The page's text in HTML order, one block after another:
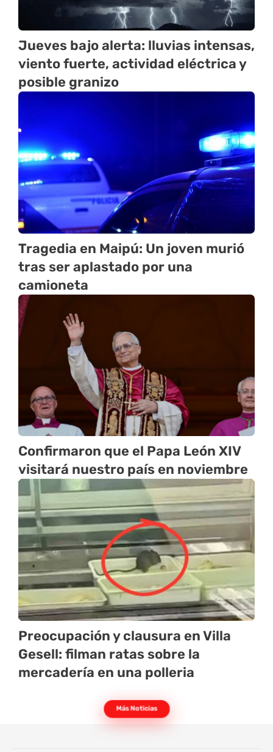
Jueves bajo alerta: lluvias intensas,
viento fuerte, actividad eléctrica y
posible granizo
Tragedia en Maipú: Un joven murió
tras ser aplastado por una
camioneta
Confirmaron que el Papa León XIV
visitará nuestro país en noviembre
Preocupación y clausura en Villa
Gesell: filman ratas sobre la
mercadería en una polleria
Más Noticias